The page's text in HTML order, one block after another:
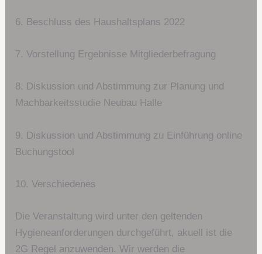
6. Beschluss des Haushaltsplans 2022
7. Vorstellung Ergebnisse Mitgliederbefragung
8. Diskussion und Abstimmung zur Planung und
Machbarkeitsstudie Neubau Halle
9. Diskussion und Abstimmung zu Einführung online
Buchungstool
10. Verschiedenes
Die Veranstaltung wird unter den geltenden
Hygieneanforderungen durchgeführt, akuell ist die
2G Regel anzuwenden. Wir werden die